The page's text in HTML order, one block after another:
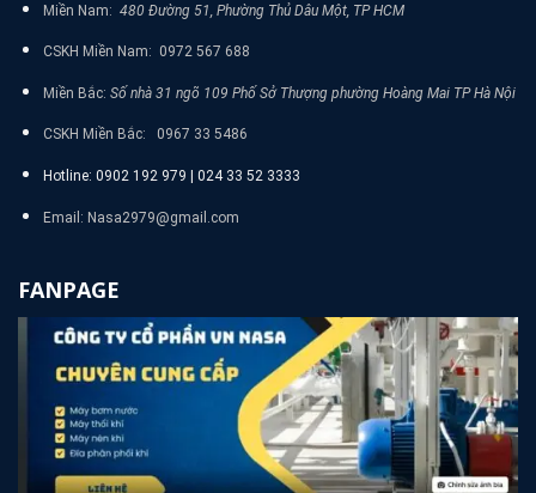
Miền Nam: 480 Đường 51, Phường Thủ Dâu Một, TP HCM
CSKH Miền Nam: 0972 567 688
Miền Bắc: Số nhà 31 ngõ 109 Phố Sở Thượng phường Hoàng Mai TP Hà Nội
CSKH Miền Bắc: 0967 33 5486
Hotline: 0902 192 979 | 024 33 52 3333
Email: Nasa2979@gmail.com
FANPAGE